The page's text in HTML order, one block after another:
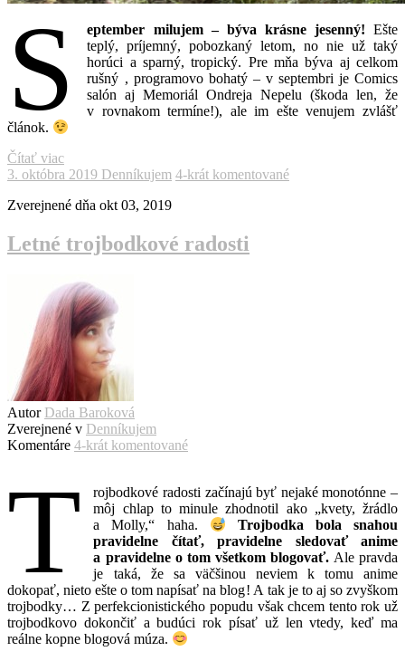
S eptember milujem – býva krásne jesenný! Ešte
teplý, príjemný, pobozkaný letom, no nie už taký
horúci a sparný, tropický. Pre mňa býva aj celkom
rušný , programovo bohatý – v septembri je Comics
salón aj Memoriál Ondreja Nepelu (škoda len, že
v rovnakom termíne!), ale im ešte venujem zvlášť
článok.
Čítať viac
3. októbra 2019 Denníkujem 4-krát komentované
Zverejnené dňa okt 03, 2019
Letné trojbodkové radosti
Autor Dada Baroková
Zverejnené v Denníkujem
Komentáre 4-krát komentované
T
rojbodkové radosti začínajú byť nejaké monotónne –
môj chlap to minule zhodnotil ako „kvety, žrádlo
a Molly,“ haha.
Trojbodka bola snahou
pravidelne čítať, pravidelne sledovať anime
a pravidelne o tom všetkom blogovať. Ale pravda
je taká, že sa väčšinou neviem k tomu anime
dokopať, nieto ešte o tom napísať na blog! A tak je to aj so zvyškom
trojbodky… Z perfekcionistického popudu však chcem tento rok už
trojbodkovo dokončiť a budúci rok písať už len vtedy, keď ma
reálne kopne blogová múza.